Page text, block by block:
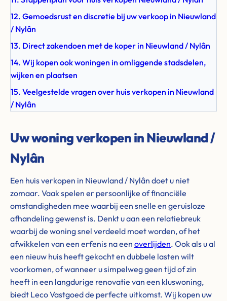
12. Gemoedsrust en discretie bij uw verkoop in Nieuwland
/ Nylân
13. Direct zakendoen met de koper in Nieuwland / Nylân
14. Wij kopen ook woningen in omliggende stadsdelen,
wijken en plaatsen
15. Veelgestelde vragen over huis verkopen in Nieuwland
/ Nylân
Uw woning verkopen in Nieuwland /
Nylân
Een huis verkopen in Nieuwland / Nylân doet u niet
zomaar. Vaak spelen er persoonlijke of financiële
omstandigheden mee waarbij een snelle en geruisloze
afhandeling gewenst is. Denkt u aan een relatiebreuk
waarbij de woning snel verdeeld moet worden, of het
afwikkelen van een erfenis na een overlijden. Ook als u al
een nieuw huis heeft gekocht en dubbele lasten wilt
voorkomen, of wanneer u simpelweg geen tijd of zin
heeft in een langdurige renovatie van een kluswoning,
biedt Leco Vastgoed de perfecte uitkomst. Wij kopen uw